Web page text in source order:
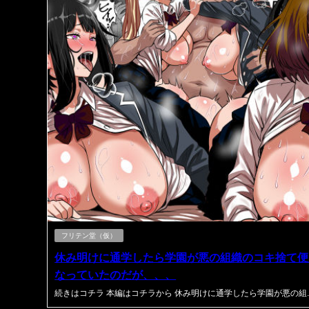
フリテン堂（仮）
休み明けに通学したら学園が悪の組織のコキ捨て
なっていたのだが、、、
続きはコチラ 本編はコチラから 休み明けに通学したら学園が悪の組